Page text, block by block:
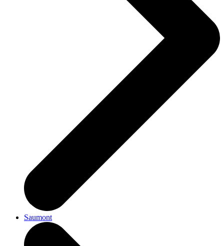
Saumont